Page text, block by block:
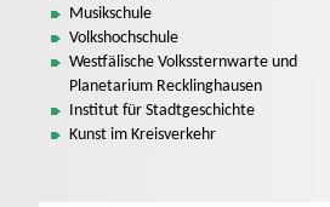
Musikschule
Volkshochschule
Westfälische Volkssternwarte und
Planetarium Recklinghausen
Institut für Stadtgeschichte
Kunst im Kreisverkehr